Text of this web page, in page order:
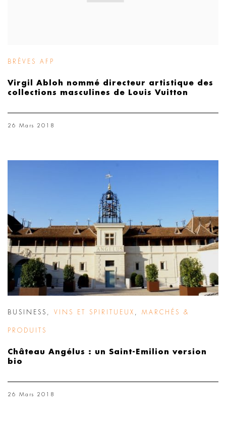
BRÈVES AFP
Virgil Abloh nommé directeur artistique des
collections masculines de Louis Vuitton
26 Mars 2018
BUSINESS VINS ET SPIRITUEUX MARCHÉS &
PRODUITS
Château Angélus : un Saint-Emilion version
bio
26 Mars 2018